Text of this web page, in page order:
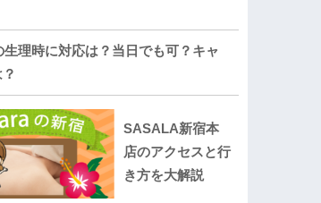
理時に対応は？当日でも可？キャ
SASALA新宿本
店のアクセスと行
き方を大解説